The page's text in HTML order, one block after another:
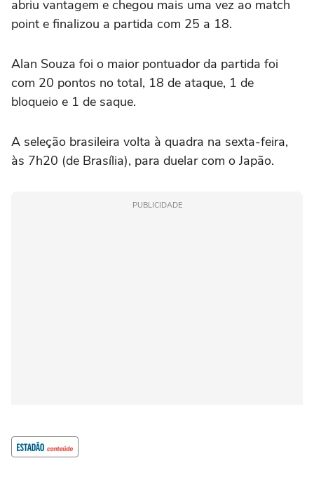
abriu vantagem e chegou mais uma vez ao match
point e finalizou a partida com 25 a 18.
Alan Souza foi o maior pontuador da partida foi
com 20 pontos no total, 18 de ataque, 1 de
bloqueio e 1 de saque.
A seleção brasileira volta à quadra na sexta-feira,
às 7h20 (de Brasília), para duelar com o Japão.
PUBLICIDADE